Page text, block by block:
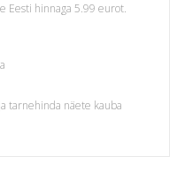
Eesti hinnaga 5.99 eurot.
tarnehinda näete kauba